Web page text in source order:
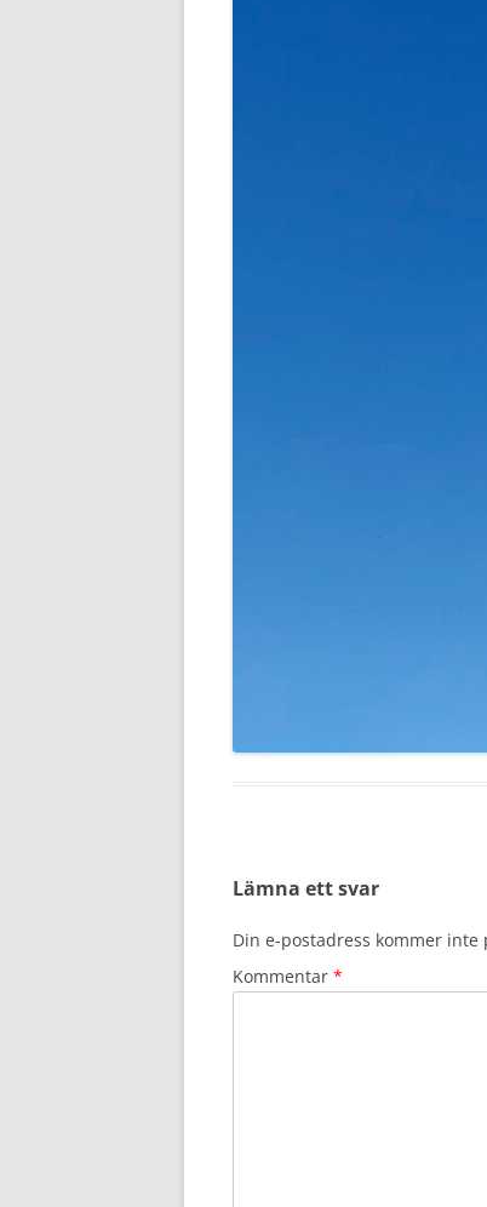
Lämna ett svar
Din e-postadress kommer inte
Kommentar *